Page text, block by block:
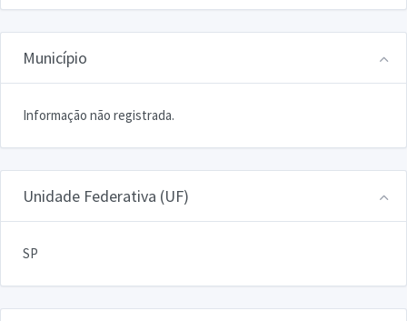
Município
Informação não registrada.
Unidade Federativa (UF)
SP